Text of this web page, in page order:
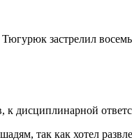
застрелил
так как хотел